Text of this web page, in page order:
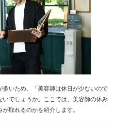
いため、「美容師は休日が少ないので
でしょうか。ここでは、美容師の休み
取れるのかを紹介します。